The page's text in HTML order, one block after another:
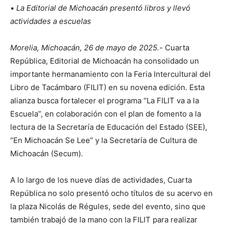
• La Editorial de Michoacán presentó libros y llevó
actividades a escuelas
Morelia, Michoacán, 26 de mayo de 2025.- Cuarta
República, Editorial de Michoacán ha consolidado un
importante hermanamiento con la Feria Intercultural del
Libro de Tacámbaro (FILIT) en su novena edición. Esta
alianza busca fortalecer el programa “La FILIT va a la
Escuela”, en colaboración con el plan de fomento a la
lectura de la Secretaría de Educación del Estado (SEE),
“En Michoacán Se Lee” y la Secretaría de Cultura de
Michoacán (Secum).
A lo largo de los nueve días de actividades, Cuarta
República no solo presentó ocho títulos de su acervo en
la plaza Nicolás de Régules, sede del evento, sino que
también trabajó de la mano con la FILIT para realizar